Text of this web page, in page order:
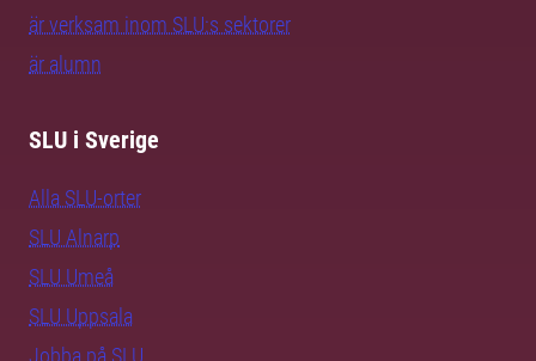
är verksam inom SLU:s sektorer
är alumn
SLU i Sverige
Alla SLU-orter
SLU Alnarp
SLU Umeå
SLU Uppsala
Jobba på SLU